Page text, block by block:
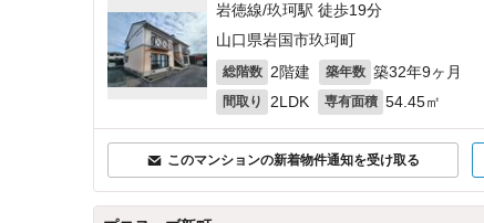
岩徳線/玖珂駅 徒歩19分
山口県岩国市玖珂町
総階数 2階建 築年数 築32年9ヶ月
間取り 2LDK 専有面積 54.45㎡
このマンションの新着物件通知を受け取る